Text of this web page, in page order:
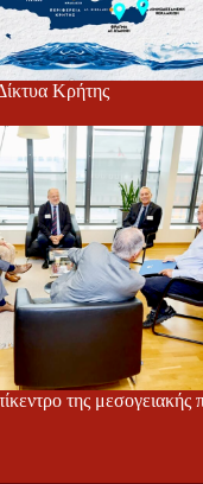
Κρήτης
της μεσογειακής